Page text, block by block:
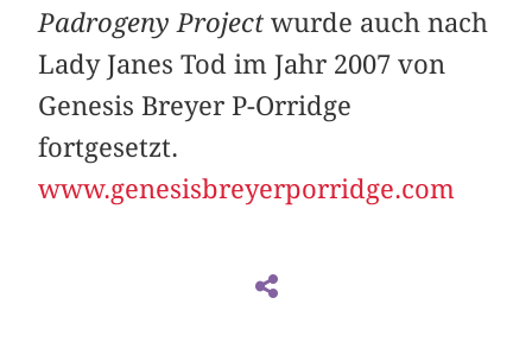
Padrogeny Projectwurde auch nach
Lady Janes Tod im Jahr 2007 von
Genesis Breyer P-Orridge
fortgesetzt.
www.genesisbreyerporridge.com